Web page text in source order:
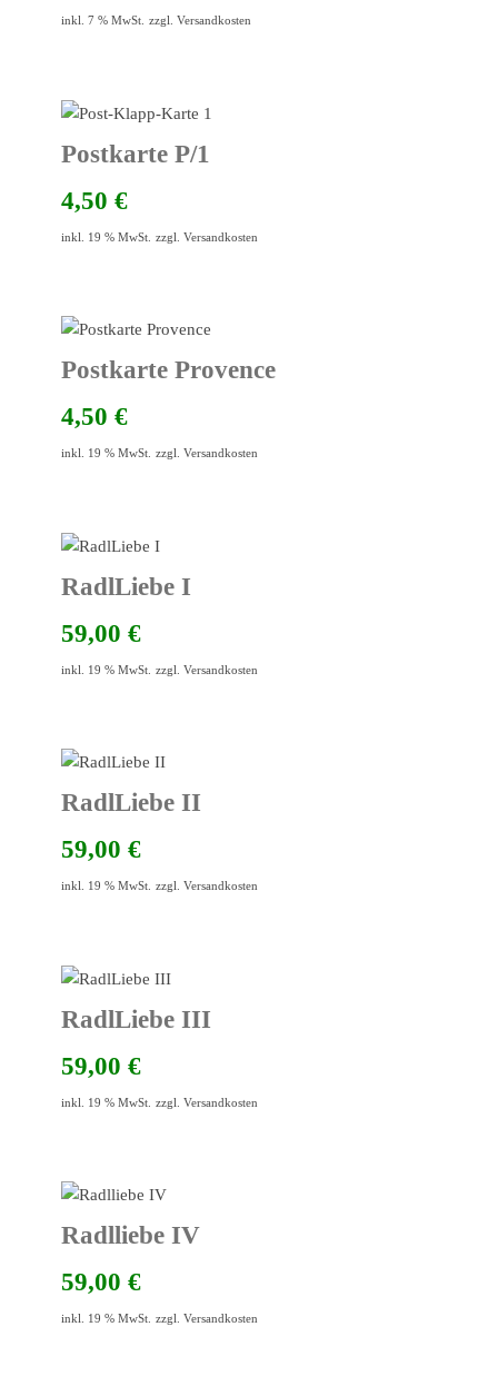
war:
inkl. 7 % MwSt. zzgl. Versandkosten
Postkarte P/1
4,50 €
inkl. 19 % MwSt. zzgl. Versandkosten
Postkarte Provence
4,50 €
inkl. 19 % MwSt. zzgl. Versandkosten
RadlLiebe I
59,00 €
inkl. 19 % MwSt. zzgl. Versandkosten
RadlLiebe II
59,00 €
inkl. 19 % MwSt. zzgl. Versandkosten
RadlLiebe III
59,00 €
inkl. 19 % MwSt. zzgl. Versandkosten
Radlliebe IV
59,00 €
inkl. 19 % MwSt. zzgl. Versandkosten